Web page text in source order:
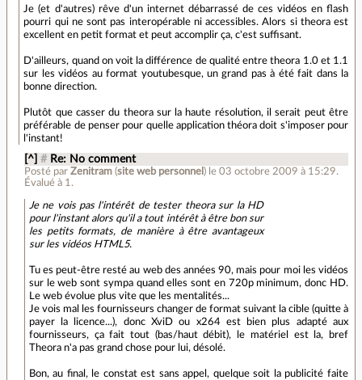
Je (et d'autres) rêve d'un internet débarrassé de ces vidéos en flash
pourri qui ne sont pas interopérable ni accessibles. Alors si theora est
excellent en petit format et peut accomplir ça, c'est suffisant.
D'ailleurs, quand on voit la différence de qualité entre theora 1.0 et 1.1
sur les vidéos au format youtubesque, un grand pas à été fait dans la
bonne direction.
Plutôt que casser du theora sur la haute résolution, il serait peut être
préférable de penser pour quelle application théora doit s'imposer pour
l'instant!
[^] # Re: No comment
Posté par Zenitram(site web personnel ) le 03 octobre 2009 à 15:29.
Évalué à 1.
Je ne vois pas l'intérêt de tester theora sur la HD
pour l'instant alors qu'il a tout intérêt à être bon sur
les petits formats, de manière à être avantageux
sur les vidéos HTML5.
Tu es peut-être resté au web des années 90, mais pour moi les vidéos
sur le web sont sympa quand elles sont en 720p minimum, donc HD.
Le web évolue plus vite que les mentalités...
Je vois mal les fournisseurs changer de format suivant la cible (quitte à
payer la licence...), donc XviD ou x264 est bien plus adapté aux
fournisseurs, ça fait tout (bas/haut débit), le matériel est la, bref
Theora n'a pas grand chose pour lui, désolé.
Bon, au final, le constat est sans appel, quelque soit la publicité faite